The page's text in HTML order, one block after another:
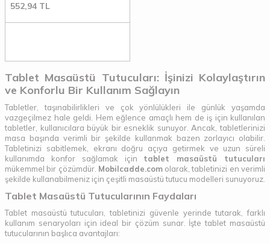
552,94 TL
Tablet Masaüstü Tutucuları: İşinizi Kolaylaştırın
ve Konforlu Bir Kullanım Sağlayın
Tabletler, taşınabilirlikleri ve çok yönlülükleri ile günlük yaşamda
vazgeçilmez hale geldi. Hem eğlence amaçlı hem de iş için kullanılan
tabletler, kullanıcılara büyük bir esneklik sunuyor. Ancak, tabletlerinizi
masa başında verimli bir şekilde kullanmak bazen zorlayıcı olabilir.
Tabletinizi sabitlemek, ekranı doğru açıya getirmek ve uzun süreli
kullanımda konfor sağlamak için tablet masaüstü tutucuları
mükemmel bir çözümdür. Mobilcadde.comolarak, tabletinizi en verimli
şekilde kullanabilmeniz için çeşitli masaüstü tutucu modelleri sunuyoruz.
Tablet Masaüstü Tutucularının Faydaları
Tablet masaüstü tutucuları, tabletinizi güvenle yerinde tutarak, farklı
kullanım senaryoları için ideal bir çözüm sunar. İşte tablet masaüstü
tutucularının başlıca avantajları: